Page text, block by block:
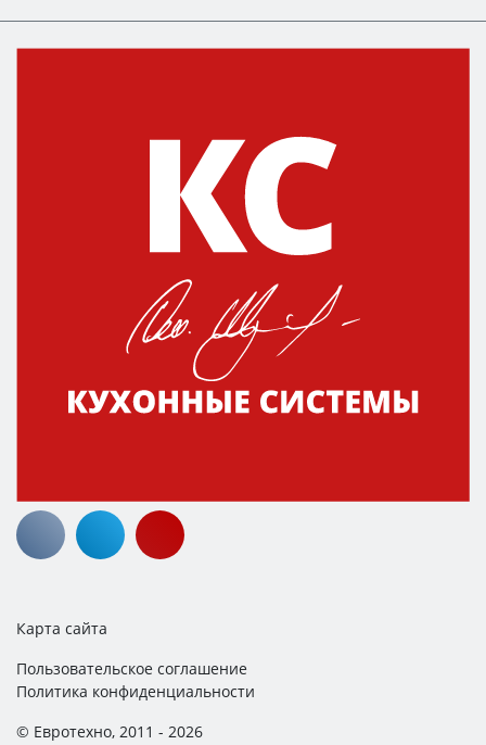
Карта сайта
Пользовательское соглашение
Политика конфиденциальности
© Евротехно, 2011 - 2026